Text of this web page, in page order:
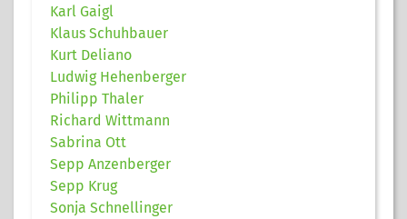
Karl Gaigl
Klaus Schuhbauer
Kurt Deliano
Ludwig Hehenberger
Philipp Thaler
Richard Wittmann
Sabrina Ott
Sepp Anzenberger
Sepp Krug
Sonja Schnellinger